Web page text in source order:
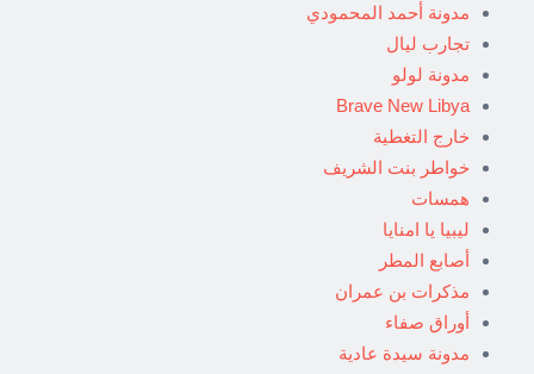
مدونة أحمد المحمودي
تجارب ليال
مدونة لولو
Brave New Libya
خارج التغطية
خواطر بنت الشريف
همسات
ليبيا يا امنايا
أصابع المطر
مذكرات بن عمران
أوراق صفاء
مدونة سيدة عادية